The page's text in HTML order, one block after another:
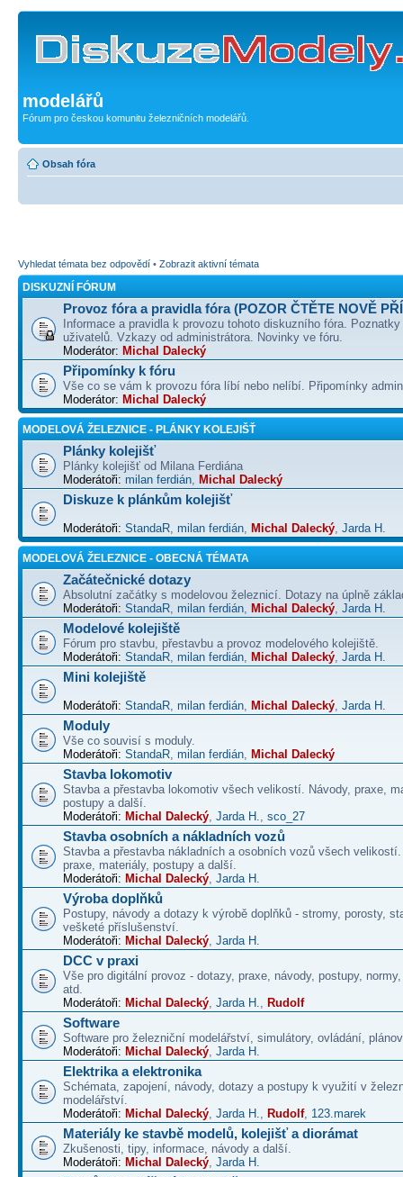
modelářů
Fórum pro českou komunitu železničních modelářů.
Obsah fóra
Vyhledat témata bez odpovědí • Zobrazit aktivní témata
DISKUZNÍ FÓRUM
Provoz fóra a pravidla fóra (POZOR ČTĚTE NOVĚ
Informace a pravidla k provozu tohoto diskuzního fóra.
uživatelů. Vzkazy od administrátora. Novinky ve fóru.
Moderátor: Michal Dalecký
Připomínky k fóru
Vše co se vám k provozu fóra líbí nebo nelíbí. Připomínky
Moderátor: Michal Dalecký
MODELOVÁ ŽELEZNICE - PLÁNKY KOLEJIŠŤ
Plánky kolejišť
Plánky kolejišť od Milana Ferdiána
Moderátoři: milan ferdián, Michal Dalecký
Diskuze k plánkům kolejišť
Moderátoři: StandaR, milan ferdián, Michal Dalecký, Jarda H.
MODELOVÁ ŽELEZNICE - OBECNÁ TÉMATA
Začátečnické dotazy
Absolutní začátky s modelovou železnicí. Dotazy na úplně
Moderátoři: StandaR, milan ferdián, Michal Dalecký, Jarda H.
Modelové kolejiště
Fórum pro stavbu, přestavbu a provoz modelového kolejiště.
Moderátoři: StandaR, milan ferdián, Michal Dalecký, Jarda H.
Mini kolejiště
Moderátoři: StandaR, milan ferdián, Michal Dalecký, Jarda H.
Moduly
Vše co souvisí s moduly.
Moderátoři: StandaR, milan ferdián, Michal Dalecký
Stavba lokomotiv
Stavba a přestavba lokomotiv všech velikostí. Návody, praxe,
postupy a další.
Moderátoři: Michal Dalecký, Jarda H., sco_27
Stavba osobních a nákladních vozů
Stavba a přestavba nákladních a osobních vozů všech velikostí.
praxe, materiály, postupy a další.
Moderátoři: Michal Dalecký, Jarda H.
Výroba doplňků
Postupy, návody a dotazy k výrobě doplňků - stromy, porosty,
vešketé příslušenství.
Moderátoři: Michal Dalecký, Jarda H.
DCC v praxi
Vše pro digitální provoz - dotazy, praxe, návody, postupy,
atd.
Moderátoři: Michal Dalecký, Jarda H., Rudolf
Software
Software pro železniční modelářství, simulátory, ovládání,
Moderátoři: Michal Dalecký, Jarda H.
Elektrika a elektronika
Schémata, zapojení, návody, dotazy a postupy k využití v
modelářství.
Moderátoři: Michal Dalecký, Jarda H., Rudolf, 123.marek
Materiály ke stavbě modelů, kolejišť a diorámat
Zkušenosti, tipy, informace, návody a další.
Moderátoři: Michal Dalecký, Jarda H.